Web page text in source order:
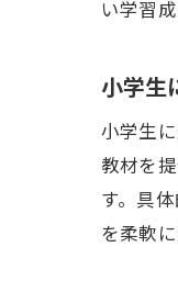
い学習
小学生
小学生
教材を
す。具
を柔軟